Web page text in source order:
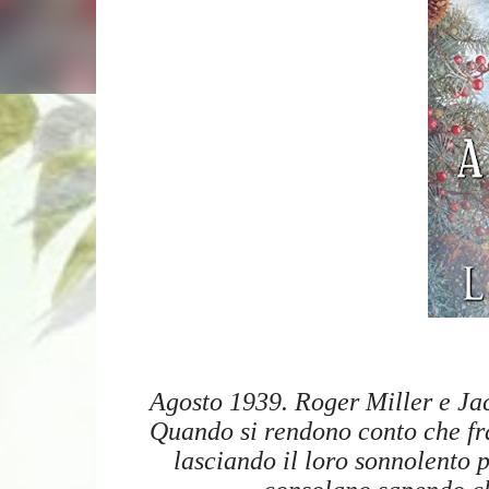
Agosto 1939. Roger Miller e
Quando si rendono conto che
lasciando il loro sonnolento